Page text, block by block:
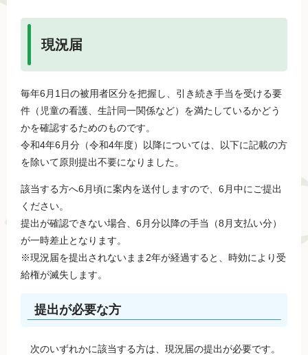
現況届
毎年6月1日の被用者区分を把握し、引き続き手当を受ける要
件（児童の看護、生計同一関係など）を満たしているかどう
かを確認するためのものです。
​令和4年6月分（令和4年度）以降については、以下に記載の方
を除いて原則提出不要になりました。
該当する方へ6月頃に案内を送付しますので、6月中にご提出
ください。
提出が確認できない場合、6月分以降の手当（8月支払い分）
が一時差止となります。
※現況届を提出されないまま2年が経過すると、時効により受
給権が滅失します。
提出が必要な方
次のいずれかに該当する方は、現況届の提出が必要です。